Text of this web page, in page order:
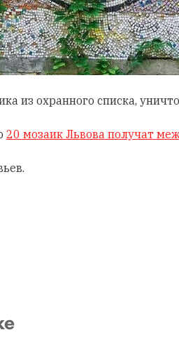
из охранного списка,
20 мозаик Львова получат